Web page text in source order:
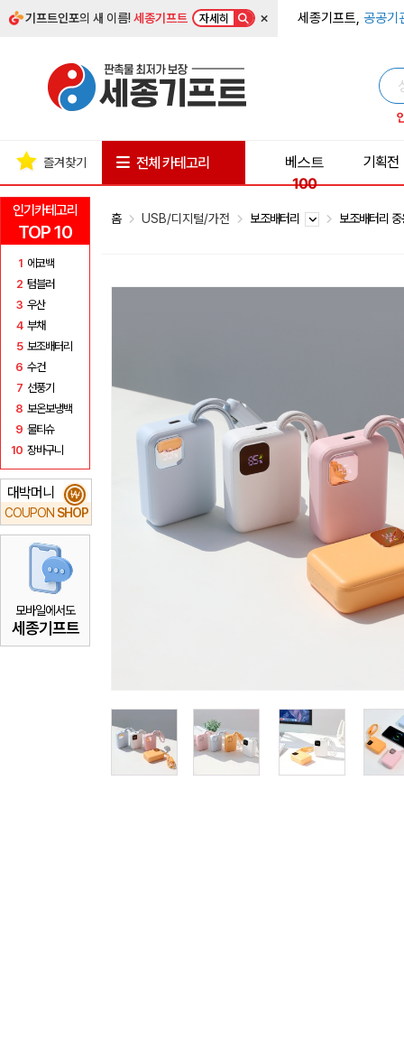
기프트인포의 새 이름!세종기프트 자세히 × 세종기프트, 공공기
인기카테고리
TOP 10
1 에코백
2 텀블러
3 우산
4 부채
5 보조배터리
6 수건
7 선풍기
8 보온보냉백
9 물티슈
10 장바구니
대박머니
COUPON SHOP
₩
모바일에서도
세종기프트
즐겨찾기 전체 카테고리
베스트
100
기획전
홈 USB/디지털/가전 보조배터리 보조배터리